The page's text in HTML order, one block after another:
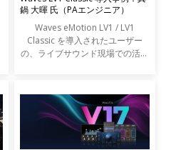
鍋 大暉 氏（PAエンジニア）
Waves eMotion LV1 / LV1
Classic を導入されたユーザー
の、ライブサウンド現場での活用